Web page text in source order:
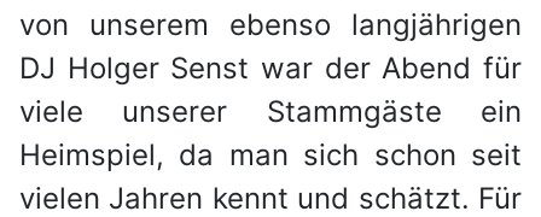
von unserem ebenso langjährigen
DJ Holger Senst war der Abend für
viele unserer Stammgäste ein
Heimspiel, da man sich schon seit
vielen Jahren kennt und schätzt. Für